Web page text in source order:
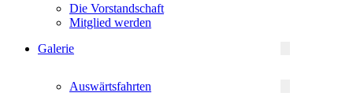
Die Vorstandschaft
Mitglied werden
Galerie
Auswärtsfahrten